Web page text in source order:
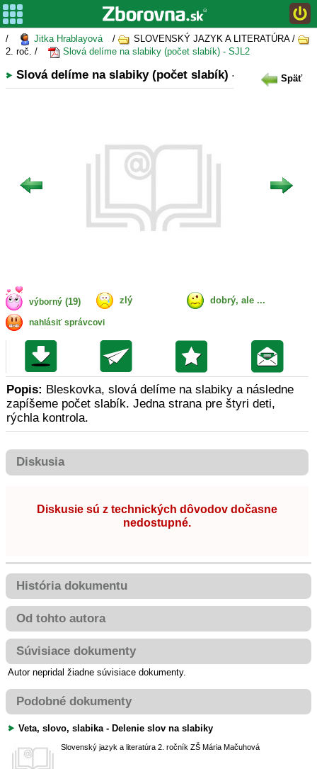
/ Jitka Hrablayová /
SLOVENSKÝ JAZYK A LITERATÚRA /
2. roč. /
Slová delíme na slabiky (počet slabík) - SJL2
Slová delíme na slabiky (počet slabík) - SJL2 Späť
výborný (19) zlý dobrý, ale ...
nahlásiť správcovi
Popis: Bleskovka, slová delíme na slabiky a následne
zapíšeme počet slabík. Jedna strana pre štyri deti,
rýchla kontrola.
Diskusia
Diskusie sú z technických dôvodov dočasne
nedostupné.
História dokumentu
Od tohto autora
Súvisiace dokumenty
Autor nepridal žiadne súvisiace dokumenty.
Podobné dokumenty
Veta, slovo, slabika - Delenie slov na slabiky
Slovenský jazyk a literatúra 2. ročník ZŠ Mária Mačuhová